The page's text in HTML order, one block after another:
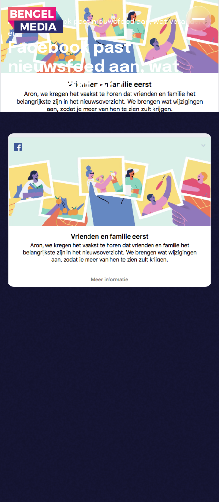
Home>Facebook past nieuwsfeed aan, wat verandert
er?
Facebook past
nieuwsfeed aan, wat
verandert er?